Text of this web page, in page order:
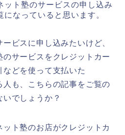
ット塾のサービスの申し込み
なっていると思います。
ビスに申し込みたいけど、
サービスをクレジットカー
などを使って支払いた
も、こちらの記事をご覧の
でしょうか？
ト塾のお店がクレジットカ